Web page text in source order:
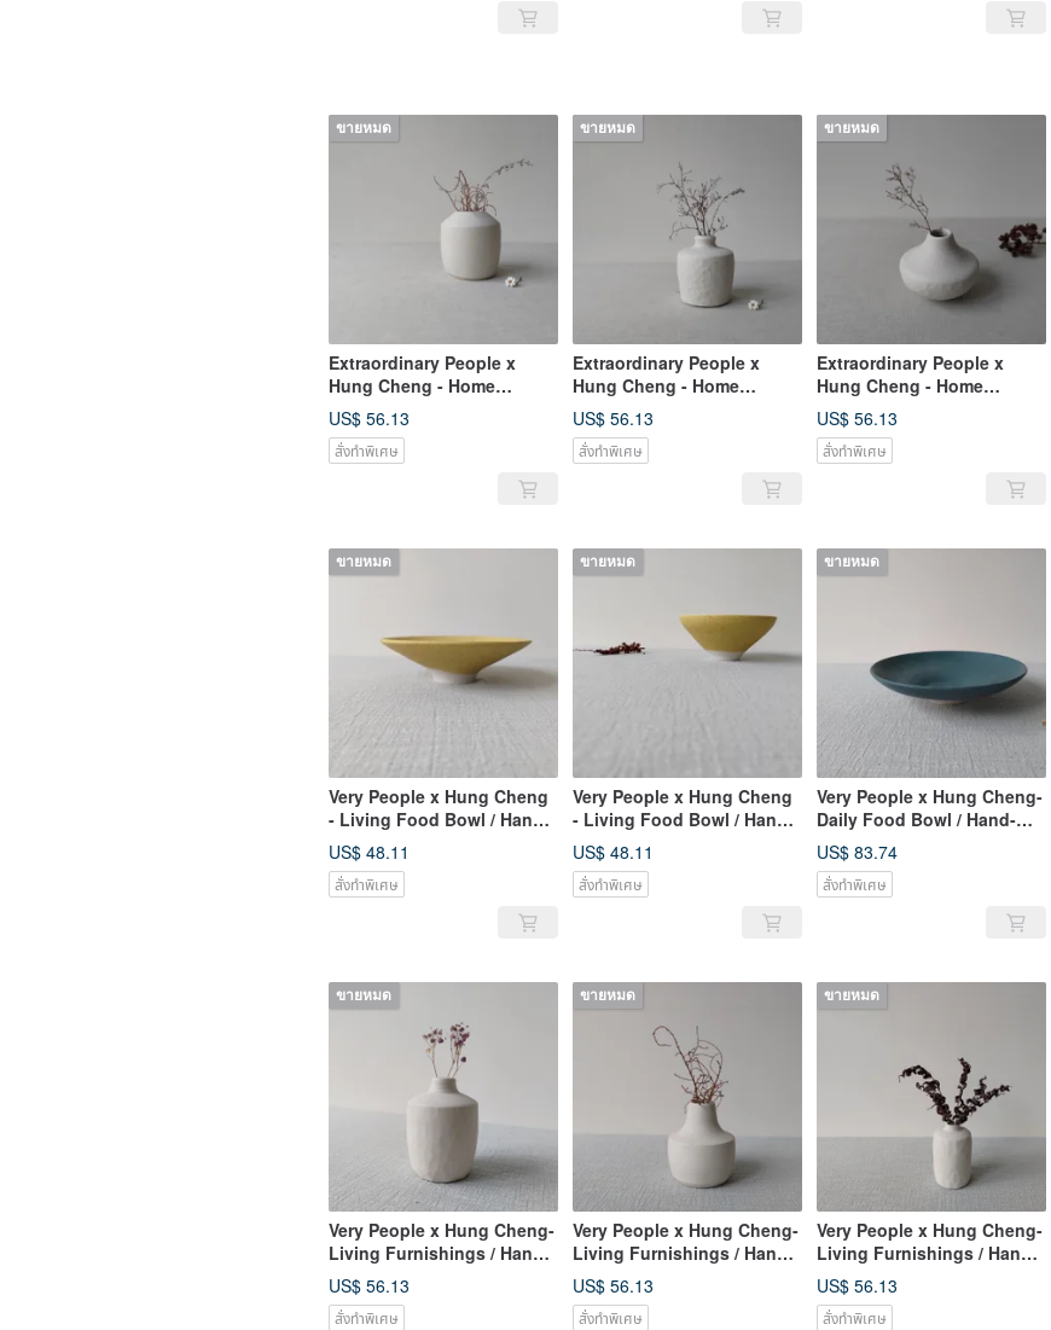
ขายหมด
Extraordinary People x
Hung Cheng - Home
Furnishings / Hand Drawn
Broken Porcelain Vase
US$ 56.13
สั่งทำพิเศษ
ขายหมด
Extraordinary People x
Hung Cheng - Home
Furnishings / Hand Drawn
Broken Porcelain Vase
US$ 56.13
สั่งทำพิเศษ
ขายหมด
Extraordinary People x
Hung Cheng - Home
Furnishings / Hand Drawn
Broken Porcelain Vase
US$ 56.13
สั่งทำพิเศษ
ขายหมด
Very People x Hung Cheng
- Living Food Bowl / Hand
Pulled Broken Porcelain
Bowl
US$ 48.11
สั่งทำพิเศษ
ขายหมด
Very People x Hung Cheng
- Living Food Bowl / Hand
Pulled Broken Porcelain
Bowl
US$ 48.11
สั่งทำพิเศษ
ขายหมด
Very People x Hung Cheng-
Daily Food Bowl / Hand-
drawn Broken Porcelain
Plate
US$ 83.74
สั่งทำพิเศษ
ขายหมด
Very People x Hung Cheng-
Living Furnishings / Hand-
drawn Broken Porcelain
Bottle
US$ 56.13
สั่งทำพิเศษ
ขายหมด
Very People x Hung Cheng-
Living Furnishings / Hand-
drawn Broken Porcelain
Bottle
US$ 56.13
สั่งทำพิเศษ
ขายหมด
Very People x Hung Cheng-
Living Furnishings / Hand-
drawn Broken Porcelain
Bottle
US$ 56.13
สั่งทำพิเศษ